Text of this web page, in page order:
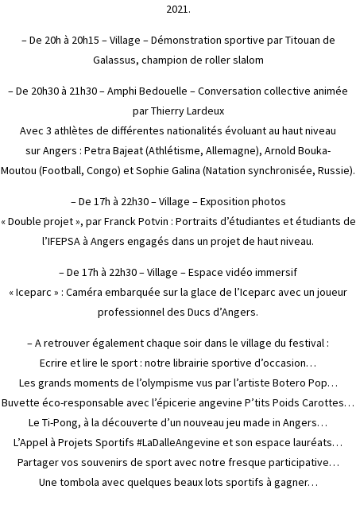
2021.
– De 20h à 20h15 – Village – Démonstration sportive par Titouan de
Galassus, champion de roller slalom
– De 20h30 à 21h30 – Amphi Bedouelle – Conversation collective animée
par Thierry Lardeux
Avec 3 athlètes de différentes nationalités évoluant au haut niveau
sur Angers : Petra Bajeat (Athlétisme, Allemagne), Arnold Bouka-
Moutou (Football, Congo) et Sophie Galina (Natation synchronisée, Russie).
– De 17h à 22h30 – Village – Exposition photos
« Double projet », par Franck Potvin : Portraits d’étudiantes et étudiants de
l’IFEPSA à Angers engagés dans un projet de haut niveau.
– De 17h à 22h30 – Village – Espace vidéo immersif
« Iceparc » : Caméra embarquée sur la glace de l’Iceparc avec un joueur
professionnel des Ducs d’Angers.
– A retrouver également chaque soir dans le village du festival :
Ecrire et lire le sport : notre librairie sportive d’occasion…
Les grands moments de l’olympisme vus par l’artiste Botero Pop…
Buvette éco-responsable avec l’épicerie angevine P’tits Poids Carottes…
Le Ti-Pong, à la découverte d’un nouveau jeu made in Angers…
L’Appel à Projets Sportifs #LaDalleAngevine et son espace lauréats…
Partager vos souvenirs de sport avec notre fresque participative…
Une tombola avec quelques beaux lots sportifs à gagner…